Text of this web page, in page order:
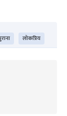
लोकप्रिय